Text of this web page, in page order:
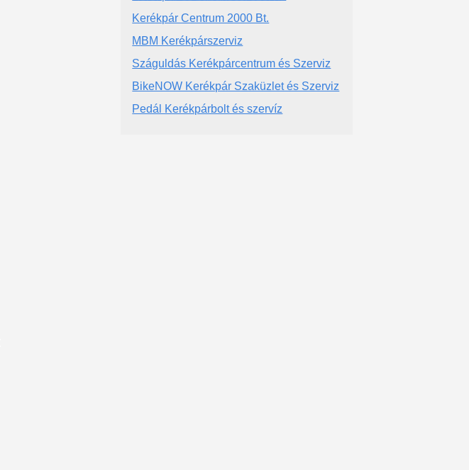
Kerékpár Centrum 2000 Bt.
MBM Kerékpárszerviz
Száguldás Kerékpárcentrum és Szerviz
BikeNOW Kerékpár Szaküzlet és Szerviz
Pedál Kerékpárbolt és szervíz